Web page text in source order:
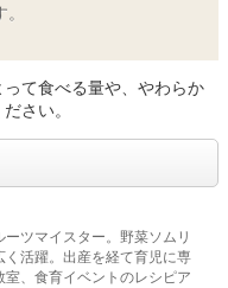
て食べる量や、やわらか
さい。
ツマイスター。野菜ソムリ
活躍。出産を経て育児に専
、食育イベントのレシピア